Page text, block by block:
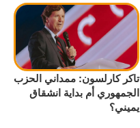
تاكر كارلسون: ممداني الحزب
الجمهوري أم بداية انشقاق
يميني؟